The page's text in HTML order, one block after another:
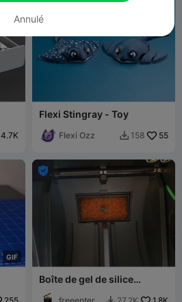
4.7K
Flexi Stingray - Toy
Flexi Ozz  158 55
GIF
255

Boîte de gel de silice
freeenterta
1.8K
Annulé